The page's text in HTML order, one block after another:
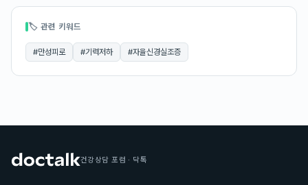
🏷 관련 키워드
#만성피로 #기력저하 #자율신경실조증
건강상담 포럼 · 닥톡